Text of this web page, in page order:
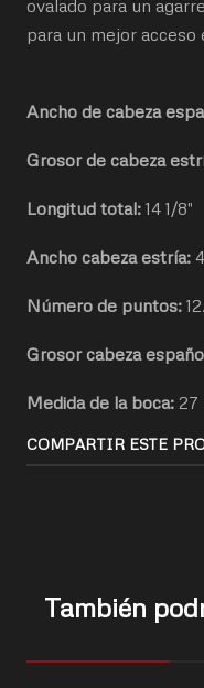
ovalado para un
para un mejor acceso
Ancho de cabeza
Grosor de cabeza
Longitud total: 14 1/8"
Ancho cabeza estría:
Número de puntos: 12.
Grosor cabeza
Medida de la boca: 27
COMPARTIR ESTE
También